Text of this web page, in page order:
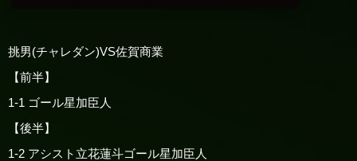
挑男(チャレダン)VS佐賀商業
【前半】
1-1 ゴール星加臣人
【後半】
1-2 アシスト立花蓮斗ゴール星加臣人